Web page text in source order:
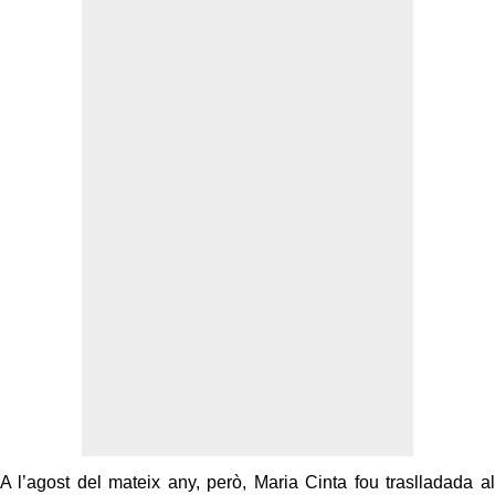
A l’agost del mateix any, però, Maria Cinta fou traslladada al